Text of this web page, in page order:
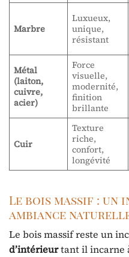
Marbre
Luxueux,
unique,
résistant
Métal
(laiton,
cuivre,
acier)
Force
visuelle,
modernité,
finition
brillante
Cuir
Texture
riche,
confort,
longévité
Le bois massif :
ambiance
Le bois massif reste un
d’intérieurtant il incarne